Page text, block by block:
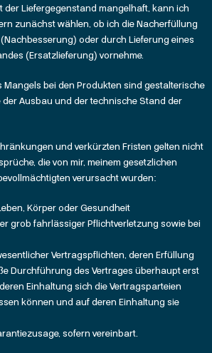
der Liefergegenstand mangelhaft, kann ich
zunächst wählen, ob ich die Nacherfüllung
oder durch Lieferung eines
(Ersatzlieferung) vornehme.
Mangels bei den Produkten sind gestalterische
Ausbau und der technische Stand der
und verkürzten Fristen gelten nicht
die von mir, meinem gesetzlichen
verursacht wurden:
Körper oder Gesundheit
grob fahrlässiger Pflichtverletzung sowie bei
Vertragspflichten, deren Erfüllung
Durchführung des Vertrages überhaupt erst
Einhaltung sich die Vertragsparteien
können und auf deren Einhaltung sie
sofern vereinbart.